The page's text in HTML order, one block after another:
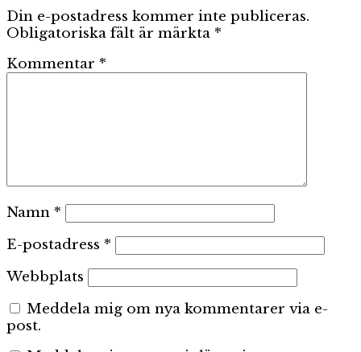
Din e-postadress kommer inte publiceras.
Obligatoriska fält är märkta *
Kommentar *
Namn *
E-postadress *
Webbplats
Meddela mig om nya kommentarer via e-
post.